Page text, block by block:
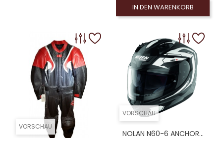
IN DEN WARENKORB
VORSCHAU
VORSCHAU
NOLAN N60-6 ANCHOR...